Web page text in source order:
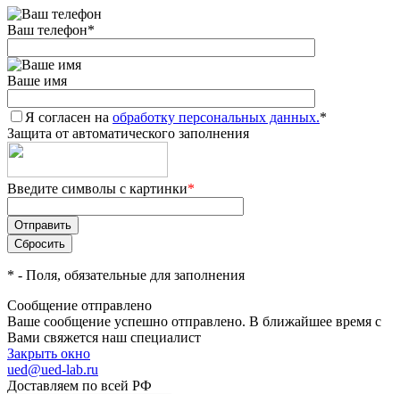
Ваш телефон*
Ваше имя
Я согласен на обработку персональных данных.*
Защита от автоматического заполнения
Введите символы с картинки*
* - Поля, обязательные для заполнения
Сообщение отправлено
Ваше сообщение успешно отправлено. В ближайшее время с
Вами свяжется наш специалист
Закрыть окно
ued@ued-lab.ru
Доставляем по всей РФ